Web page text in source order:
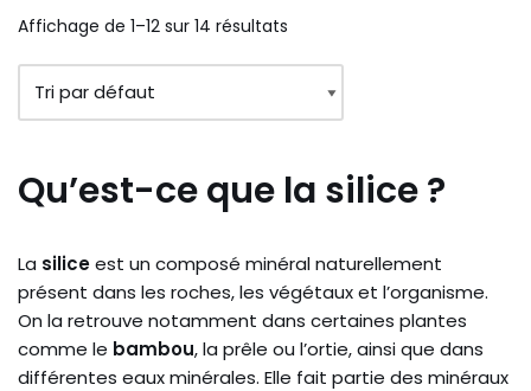
Affichage de 1–12 sur 14 résultats
Qu’est-ce que la silice ?
La siliceest un composé minéral naturellement
présent dans les roches, les végétaux et l’organisme.
On la retrouve notamment dans certaines plantes
comme le bambou, la prêle ou l’ortie, ainsi que dans
différentes eaux minérales. Elle fait partie des minéraux